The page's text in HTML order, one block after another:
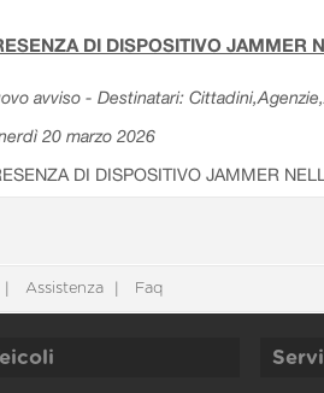
DI DISPOSITIVO JAMMER
avviso - Destinatari:
20 marzo 2026
DI DISPOSITIVO JAMMER
Assistenza Faq